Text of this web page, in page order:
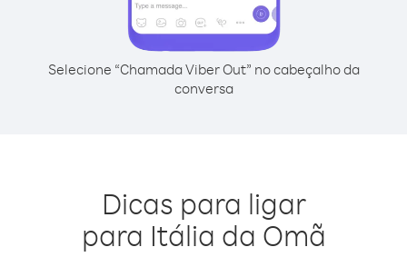
Selecione “Chamada Viber Out” no cabeçalho da
conversa
Dicas para ligar
para Itália da Omã